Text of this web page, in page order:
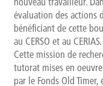
Contact
Newsletter
évaluation des actions
bénéficiant de cette
au CERSO et au CERIAS.
Cette mission de
tutorat mises en
par le Fonds Old